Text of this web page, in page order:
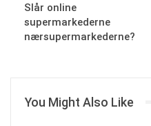
Slår online
supermarkederne
nærsupermarkederne?
You Might Also Like